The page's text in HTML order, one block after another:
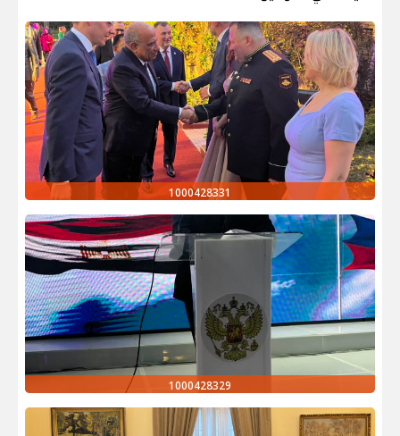
1000428331
1000428329